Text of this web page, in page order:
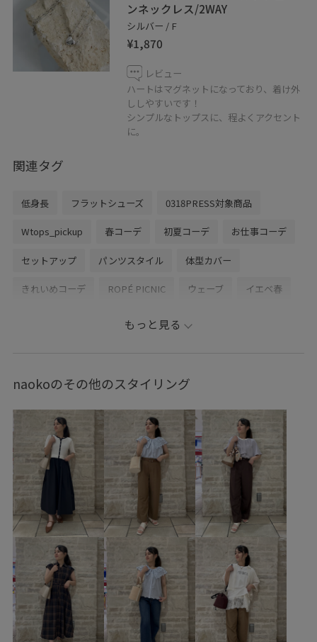
ンネックレス/2WAY
シルバー / F
¥1,870
レビュー
ハートはマグネットになっており、着け外
ししやすいです！
シンプルなトップスに、程よくアクセント
に。
関連タグ
低身長 フラットシューズ 0318PRESS対象商品
Wtops_pickup 春コーデ 初夏コーデ お仕事コーデ
セットアップ パンツスタイル 体型カバー
きれいめコーデ ROPÉ PICNIC ウェーブ イエベ春
ニット/セーター
バンダナ/スカーフ アクセサリー
GIW16050 GIZ16020 1枚でも着れる
26mother'sday 26RPUVCARE 26RP_夏のbesthit
26SS10dp 26SS10gs 26SS10r 26SS20dp
26SSエアリーリネンライク 26SS八方映えニット
26SS小柄さんおすすめ 26SS小柄さんエアリーリネンライク
2WAYで使える cahoさんコラボ mefitBAG RP26SS
RP26SS_besthit RP26SS_goods RP26SS_サマーニット
RP26SS着映えトップス RP26under4200 Tシャツ
もっと見る
naokoのその他のスタイリング